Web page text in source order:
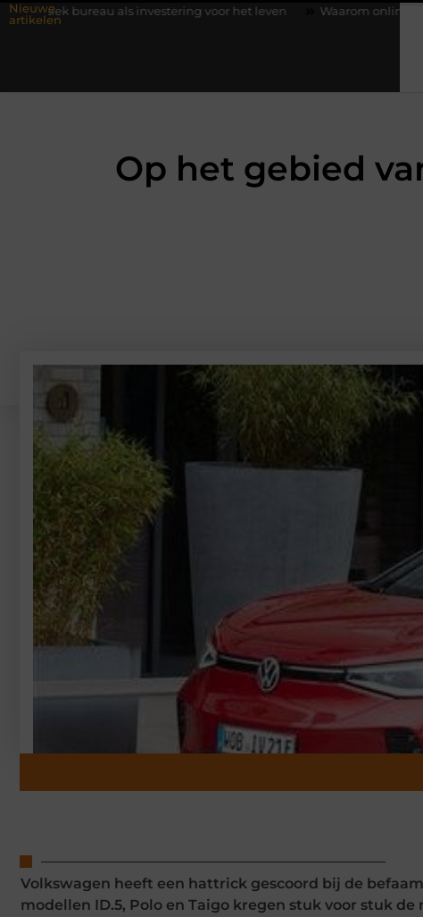
Nieuwe
artikelen
als investering voor het leven Waarom online vlees bestellen
Op het gebied
Volkswagen heeft een hattrick gescoord bij de
modellen ID.5, Polo en Taigo kregen stuk voor stuk